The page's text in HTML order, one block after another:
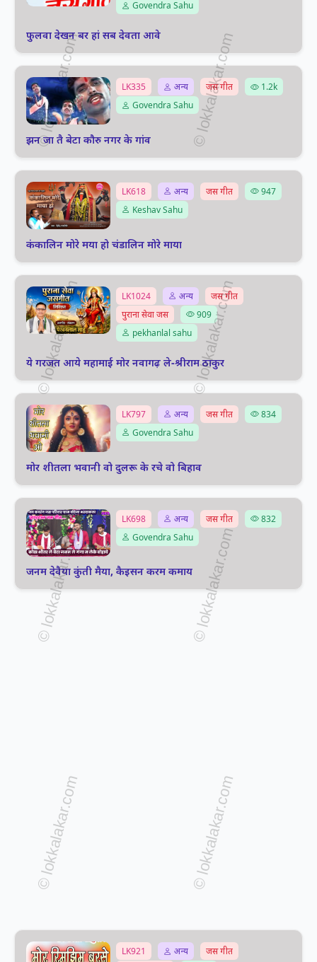
Govendra Sahu
फुलवा देखन बर हां सब देवता आवे
LK335 अन्य जस गीत
1.2k
Govendra Sahu
झन जा तै बेटा कौरु नगर के गांव
LK618 अन्य जस गीत
947
Keshav Sahu
कंकालिन मोरे मया हो चंडालिन मोरे माया
LK1024 अन्य
जस गीत
पुराना सेवा जस
909
pekhanlal sahu
ये गरजत आये महामाई मोर नवागढ़ ले-श्रीराम ठाकुर
LK797 अन्य जस गीत
834
Govendra Sahu
मोर शीतला भवानी वो दुलरू के रचे वो बिहाव
LK698 अन्य जस गीत
832
Govendra Sahu
जनम देवैया कुंती मैया, कैइसन करम कमाय
LK921 अन्य
जस गीत